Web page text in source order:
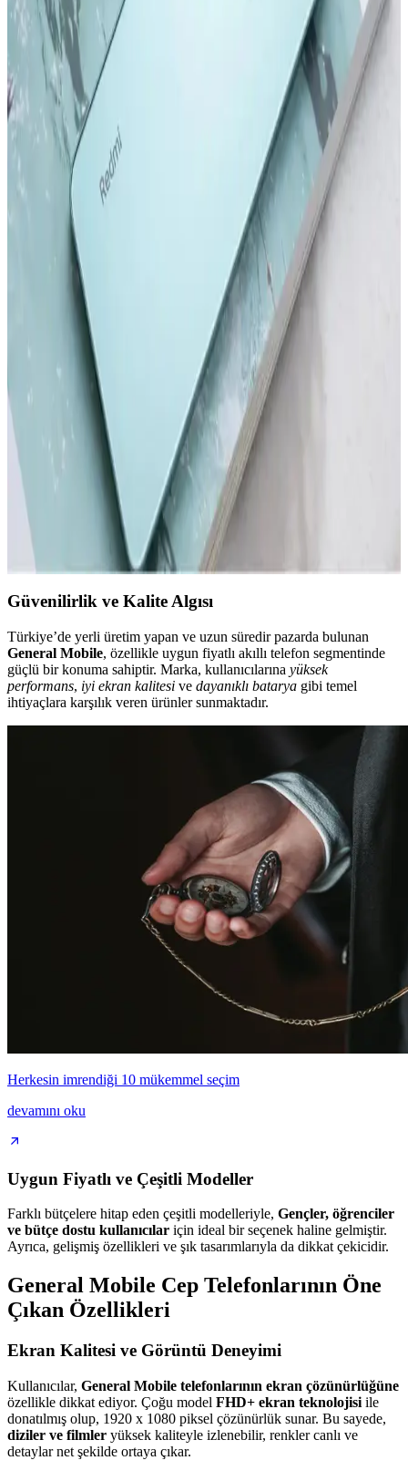
Samsung Galaxy S24 ve S24 Ultra modellerinin tasarım, ekran,
kamera ve performans özelliklerini karşılaştırıyoruz. Güncellemeler
ve kullanıcı deneyimleriyle ilgili önemli bilgiler içerir.
Redmi Note 11 Pro ve Redmi Note 12 Pro
Karşılaştırması: Özellikler ve Farklar
Redmi Note 11 Pro ve Redmi Note 12 Pro modellerinin tasarım,
performans, kamera ve batarya özelliklerini karşılaştırıyoruz. Hangi
modelin ihtiyaçlarınıza uygun olduğunu belirlemenize yardımcı olur.
Samsung'un İlk Akıllı Telefonu ve Teknolojideki
Gelişimi Üzerine Detaylı İnceleme
Samsung'un ilk akıllı telefonu hakkında bilgi olmamakla birlikte,
markanın teknoloji yolculuğu ve Galaxy serisinin gelişimi öne
Akıllı Telefon ve Tabletlerde Dosya Temizleme ve
Performans Optimizasyonu
Akıllı telefon ve tabletlerde düzenli dosya temizliği, cihaz
performansını artırır ve depolama alanını genişletir. Güvenilir araçlar
ve doğru yöntemlerle gereksiz dosyalardan kurtulun.
Redmi'nin En Yeni Akıllı Telefon Modeli Hakkında
Güncel Bilgiler ve Beklentiler
Redmi'nin yeni modeli hakkında kesin detaylar henüz açıklanmadı,
ancak teknolojik gelişmeler ve piyasa stratejileri yüksek performans
ve yenilik vaat ediyor.
Güvenilirlik ve Kalite Algısı
Türkiye’de yerli üretim yapan ve uzun süredir pazarda bulunan
General Mobile, özellikle uygun fiyatlı akıllı telefon segmentinde
güçlü bir konuma sahiptir. Marka, kullanıcılarına yüksek
performans, iyi ekran kalitesi ve dayanıklı batarya gibi temel
ihtiyaçlara karşılık veren ürünler sunmaktadır.
Herkesin imrendiği 10 mükemmel seçim
devamını oku
Uygun Fiyatlı ve Çeşitli Modeller
Farklı bütçelere hitap eden çeşitli modelleriyle, Gençler, öğrenciler
ve bütçe dostu kullanıcılar için ideal bir seçenek haline gelmiştir.
Ayrıca, gelişmiş özellikleri ve şık tasarımlarıyla da dikkat çekicidir.
General Mobile Cep Telefonlarının Öne
Çıkan Özellikleri
Ekran Kalitesi ve Görüntü Deneyimi
Kullanıcılar, General Mobile telefonlarının ekran çözünürlüğüne
özellikle dikkat ediyor. Çoğu model FHD+ ekran teknolojisi ile
donatılmış olup, 1920 x 1080 piksel çözünürlük sunar. Bu sayede,
diziler ve filmler yüksek kaliteyle izlenebilir, renkler canlı ve
detaylar net şekilde ortaya çıkar.